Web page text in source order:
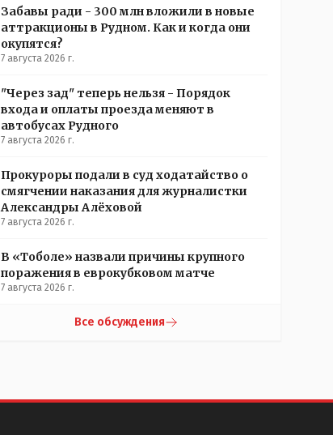
Забавы ради - 300 млн вложили в новые
аттракционы в Рудном. Как и когда они
окупятся?
7 августа 2026 г.
"Через зад" теперь нельзя - Порядок
входа и оплаты проезда меняют в
автобусах Рудного
7 августа 2026 г.
Прокуроры подали в суд ходатайство о
смягчении наказания для журналистки
Александры Алёховой
7 августа 2026 г.
В «Тоболе» назвали причины крупного
поражения в еврокубковом матче
7 августа 2026 г.
Все обсуждения